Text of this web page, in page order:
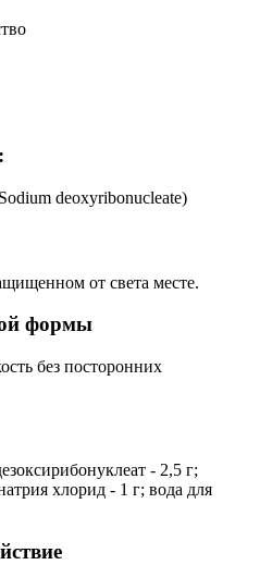
deoxyribonucleate)
от света месте.
формы
без посторонних
- 2,5 г;
хлорид - 1 г; вода для